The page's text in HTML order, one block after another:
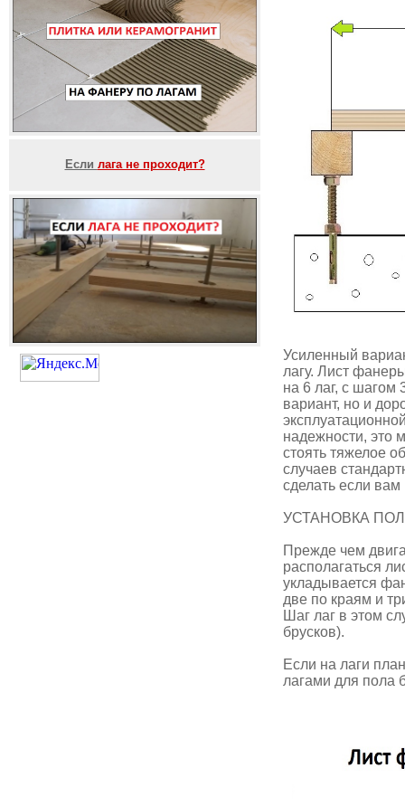
Если лага не проходит?
Усиленный
лагу. Лист
на 6 лаг, с шагом
вариант, но и
надежности, это
стоять тяжелое
случаев
сделать если
УСТАНОВКА
Прежде чем
располагаться
укладывается
две по краям и
Шаг лаг в этом
брусков).
Если на лаги
лагами для пола